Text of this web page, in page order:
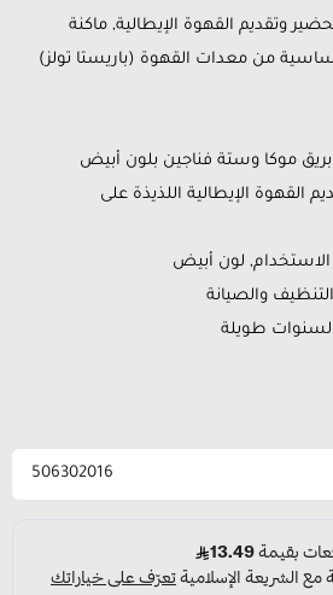
وتقديم القهوة الإيطالية, ماكنة
من معدات القهوة (باريستا تولز)
موكا وستة فناجين بلون أبيض
القهوة الإيطالية اللذيذة على
لون أبيض
والصيانة
لسنوات طويلة
506302016